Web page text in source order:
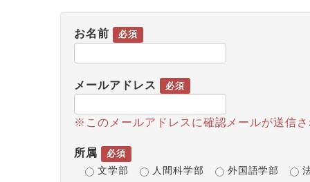
お名前 必須
メールアドレス 必須
※このメールアドレスに確認メールが送信
所属 必須
文学部 人間科学部 外国語学部